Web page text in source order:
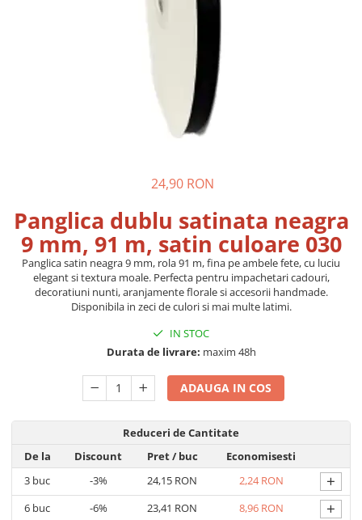
Cutii 33x23x8 cm
Cutii 30x21x9 cm
Cutii 38x30x10 cm
Cutii curierat
Cutii cu inaltime variabila
Colectia de carti colorat
Povestiri de colorat
Hartie de matase
Hartie impachetat cadouri
Panglica satin
24,90 RON
Panglica dublu satinata neagra
9 mm, 91 m, satin culoare 030
Panglica satin neagra 9 mm, rola 91 m, fina pe ambele fete, cu luciu
elegant si textura moale. Perfecta pentru impachetari cadouri,
decoratiuni nunti, aranjamente florale si accesorii handmade.
Disponibila in zeci de culori si mai multe latimi.
IN STOC
Durata de livrare: maxim 48h
ADAUGA IN COS
Reduceri de Cantitate
De la
Discount Pret/ buc
Economisesti
3 buc -3% 24,15 RON 2,24 RON +
6 buc -6% 23,41 RON 8,96 RON +